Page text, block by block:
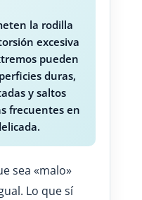
la rodilla
excesiva
pueden
duras,
y saltos
frecuentes en
sea «malo»
Lo que sí